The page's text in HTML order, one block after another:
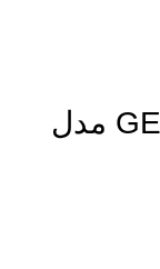
چراغ قوه جیپاس GEEPAS مدل